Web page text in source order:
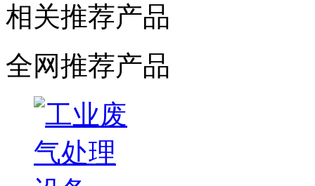
相关推荐产品
全网推荐产品